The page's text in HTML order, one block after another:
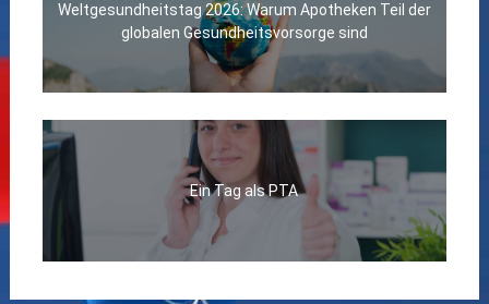
Weltgesundheitstag 2026: Warum Apotheken Teil der
globalen Gesundheitsvorsorge sind
Ein Tag als PTA